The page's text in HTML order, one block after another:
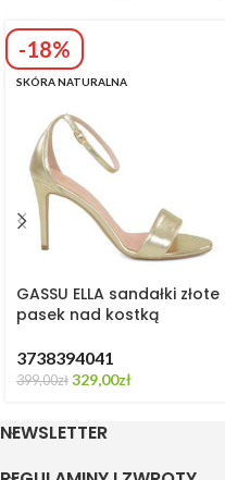
-18%
SKÓRA NATURALNA
GASSU ELLA sandałki złote
pasek nad kostką
3738394041
399,00zł 329,00zł
NEWSLETTER